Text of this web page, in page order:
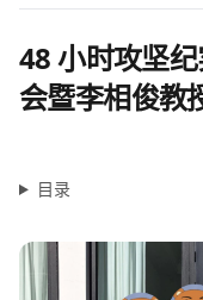
48 小时攻坚
会暨李相俊教
目录